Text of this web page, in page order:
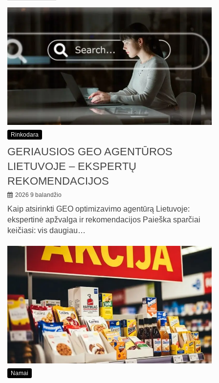
Rinkodara
GERIAUSIOS GEO AGENTŪROS
LIETUVOJE – EKSPERTŲ
REKOMENDACIJOS
2026 9 balandžio
Kaip atsirinkti GEO optimizavimo agentūrą Lietuvoje:
ekspertinė apžvalga ir rekomendacijos Paieška sparčiai
keičiasi: vis daugiau…
Namai